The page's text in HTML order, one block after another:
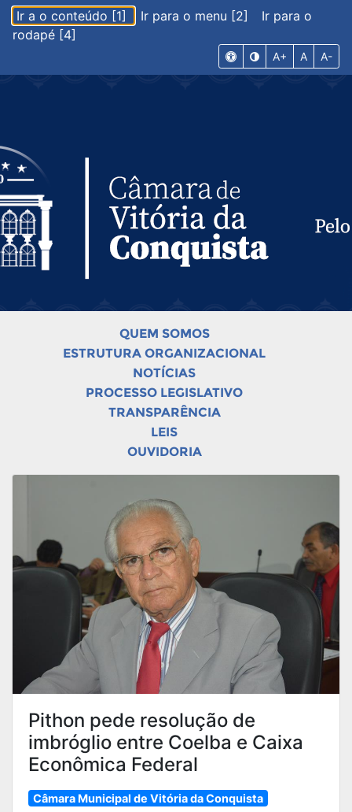
Ir a o conteúdo [1] Ir para o menu [2]
Ir para o
rodapé [4]
A+ A A-
QUEM SOMOS
ESTRUTURA ORGANIZACIONAL
NOTÍCIAS
PROCESSO LEGISLATIVO
TRANSPARÊNCIA
LEIS
OUVIDORIA
Pithon pede resolução de
imbróglio entre Coelba e Caixa
Econômica Federal
Câmara Municipal de Vitória da Conquista